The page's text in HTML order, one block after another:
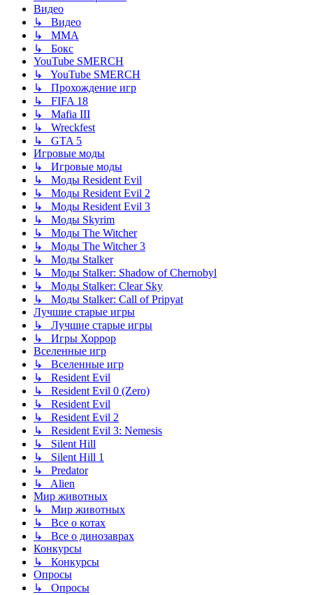
Видео
↳ Видео
↳ ММА
↳ Бокс
YouTube SMERCH
↳ YouTube SMERCH
↳ Прохождение игр
↳ FIFA 18
↳ Mafia III
↳ Wreckfest
↳ GTA 5
Игровые моды
↳ Игровые моды
↳ Моды Resident Evil
↳ Моды Resident Evil 2
↳ Моды Resident Evil 3
↳ Моды Skyrim
↳ Моды The Witcher
↳ Моды The Witcher 3
↳ Моды Stalker
↳ Моды Stalker: Shadow of Chernobyl
↳ Моды Stalker: Clear Sky
↳ Моды Stalker: Call of Pripyat
Лучшие старые игры
↳ Лучшие старые игры
↳ Игры Хоррор
Вселенные игр
↳ Вселенные игр
↳ Resident Evil
↳ Resident Evil 0 (Zero)
↳ Resident Evil
↳ Resident Evil 2
↳ Resident Evil 3: Nemesis
↳ Silent Hill
↳ Silent Hill 1
↳ Predator
↳ Alien
Мир животных
↳ Мир животных
↳ Все о котах
↳ Все о динозаврах
Конкурсы
↳ Конкурсы
Опросы
↳ Опросы